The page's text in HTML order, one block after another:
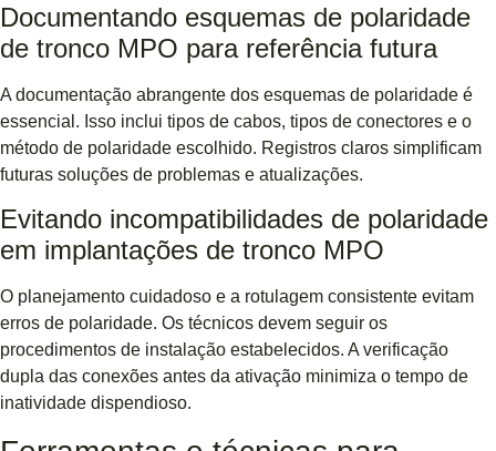
Documentando esquemas de polaridade
de tronco MPO para referência futura
A documentação abrangente dos esquemas de polaridade é
essencial. Isso inclui tipos de cabos, tipos de conectores e o
método de polaridade escolhido. Registros claros simplificam
futuras soluções de problemas e atualizações.
Evitando incompatibilidades de polaridade
em implantações de tronco MPO
O planejamento cuidadoso e a rotulagem consistente evitam
erros de polaridade. Os técnicos devem seguir os
procedimentos de instalação estabelecidos. A verificação
dupla das conexões antes da ativação minimiza o tempo de
inatividade dispendioso.